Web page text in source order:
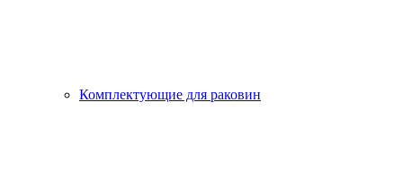
Комплектующие для раковин